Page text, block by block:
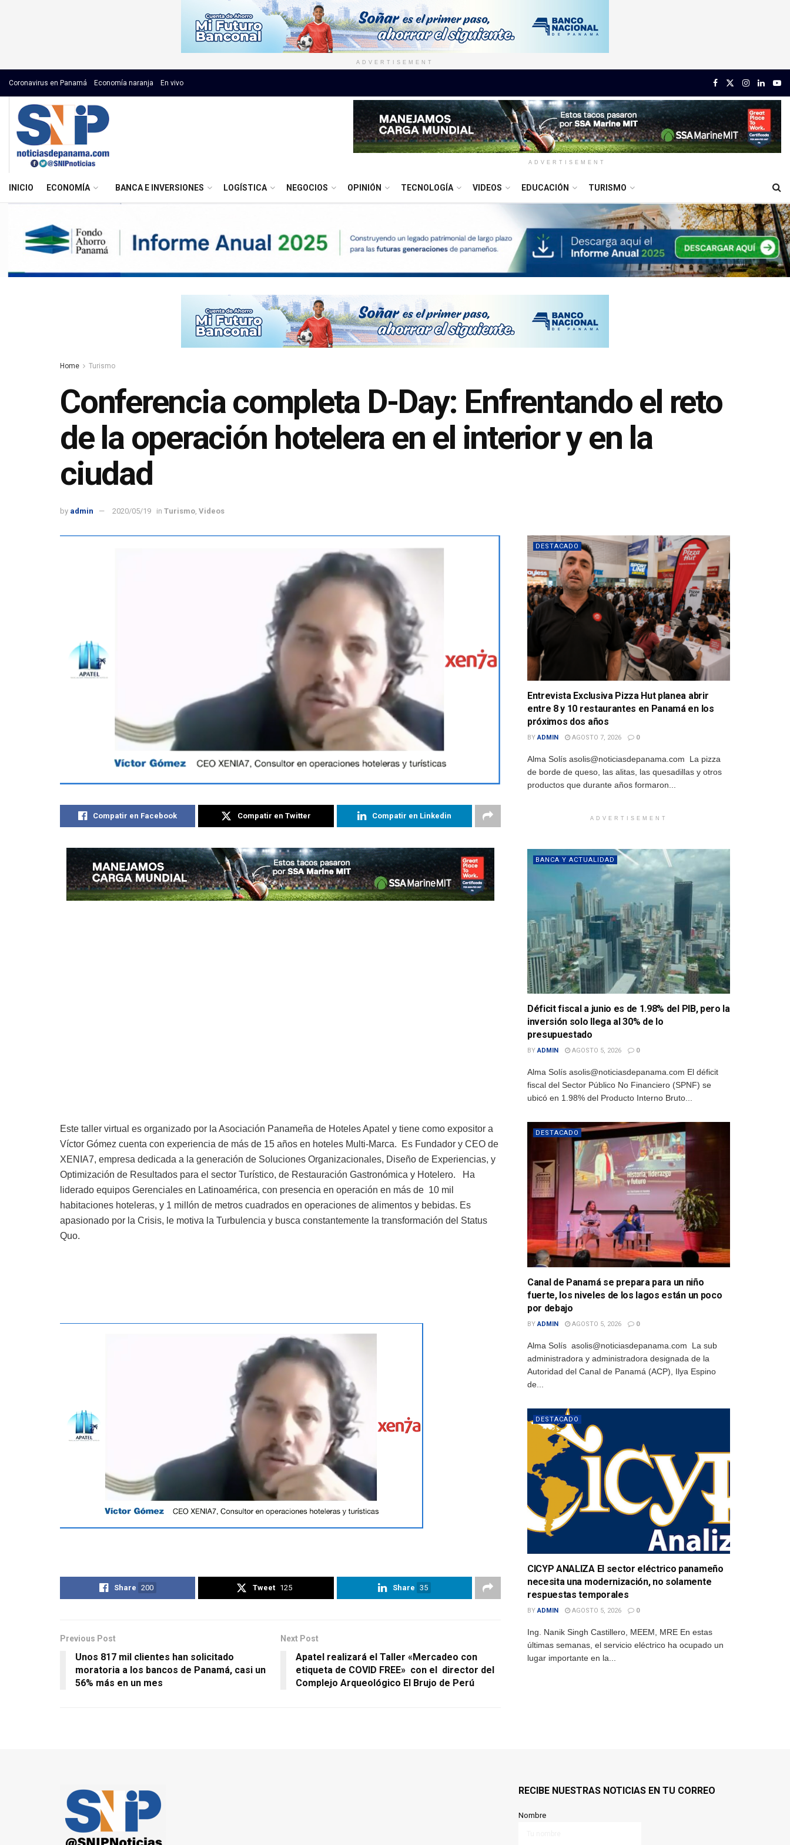
ADVERTISEMENT
Coronavirus en Panamá Economía naranja En vivo
ADVERTISEMENT
INICIO ECONOMÍA BANCA E INVERSIONES LOGÍSTICA NEGOCIOS OPINIÓN TECNOLOGÍA VIDEOS EDUCACIÓN TURISMO
Home Turismo
Conferencia completa D-Day: Enfrentando el reto
de la operación hotelera en el interior y en la
ciudad
by admin 2020/05/19 in Turismo Videos
Compatir en Facebook Compatir en Twitter Compatir en Linkedin
Este taller virtual es organizado por la Asociación Panameña de Hoteles Apatel y tiene como expositor a
Víctor Gómez cuenta con experiencia de más de 15 años en hoteles Multi-Marca. Es Fundador y CEO de
XENIA7, empresa dedicada a la generación de Soluciones Organizacionales, Diseño de Experiencias, y
Optimización de Resultados para el sector Turístico, de Restauración Gastronómica y Hotelero. Ha
liderado equipos Gerenciales en Latinoamérica, con presencia en operación en más de 10 mil
habitaciones hoteleras, y 1 millón de metros cuadrados en operaciones de alimentos y bebidas. Es
apasionado por la Crisis, le motiva la Turbulencia y busca constantemente la transformación del Status
Quo.
Share 200 Tweet 125 Share 35
Previous Post
Unos 817 mil clientes han solicitado
moratoria a los bancos de Panamá, casi un
56% más en un mes
Next Post
Apatel realizará el Taller «Mercadeo con
etiqueta de COVID FREE» con el director del
Complejo Arqueológico El Brujo de Perú
DESTACADO
Entrevista Exclusiva Pizza Hut planea abrir
entre 8 y 10 restaurantes en Panamá en los
próximos dos años
BY ADMIN AGOSTO 7, 2026 0
Alma Solís asolis@noticiasdepanama.com La pizza
de borde de queso, las alitas, las quesadillas y otros
productos que durante años formaron...
ADVERTISEMENT
BANCA Y ACTUALIDAD
Déficit fiscal a junio es de 1.98% del PIB, pero la
inversión solo llega al 30% de lo
presupuestado
BY ADMIN AGOSTO 5, 2026 0
Alma Solís asolis@noticiasdepanama.com El déficit
fiscal del Sector Público No Financiero (SPNF) se
ubicó en 1.98% del Producto Interno Bruto...
DESTACADO
Canal de Panamá se prepara para un niño
fuerte, los niveles de los lagos están un poco
por debajo
BY ADMIN AGOSTO 5, 2026 0
Alma Solís asolis@noticiasdepanama.com La sub
administradora y administradora designada de la
Autoridad del Canal de Panamá (ACP), Ilya Espino
de...
DESTACADO
CICYP ANALIZA El sector eléctrico panameño
necesita una modernización, no solamente
respuestas temporales
BY ADMIN AGOSTO 5, 2026 0
Ing. Nanik Singh Castillero, MEEM, MRE En estas
últimas semanas, el servicio eléctrico ha ocupado un
lugar importante en la...
RECIBE NUESTRAS NOTICIAS EN TU CORREO
Nombre